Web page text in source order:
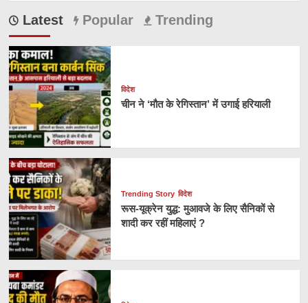
Latest Popular Trending
विदेश
चीन ने ‘मौत के रेगिस्तान’ में उगाई हरियाली
Trending Story विदेश
रूस-यूक्रेन युद्ध: मुआवजे के लिए सैनिकों से
शादी कर रहीं महिलाएं ?